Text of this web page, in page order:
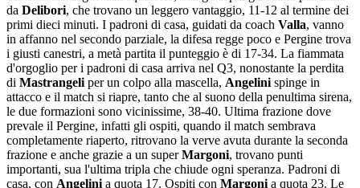
da Delibori, che trovano un leggero vantaggio, 11-12 al termine dei
primi dieci minuti. I padroni di casa, guidati da coach Valla, vanno
in affanno nel secondo parziale, la difesa regge poco e Pergine trova
i giusti canestri, a metà partita il punteggio è di 17-34. La fiammata
d'orgoglio per i padroni di casa arriva nel Q3, nonostante la perdita
di Mastrangeli per un colpo alla mascella, Angelini spinge in
attacco e il match si riapre, tanto che al suono della penultima sirena,
le due formazioni sono vicinissime, 38-40. Ultima frazione dove
prevale il Pergine, infatti gli ospiti, quando il match sembrava
completamente riaperto, ritrovano la verve avuta durante la seconda
frazione e anche grazie a un superMargoni, trovano punti
importanti, sua l'ultima tripla che chiude ogni speranza. Padroni di
casa, con Angelini a quota 17. Ospiti con Margoni a quota 23. Le